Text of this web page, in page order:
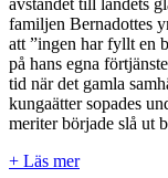
avståndet till landets
familjen Bernadottes
att ”ingen har fyllt en
på hans egna
tid när det gamla
kungaätter sopades
meriter började slå ut
+ Läs mer